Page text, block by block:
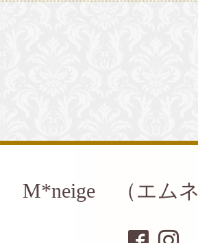
M*neige （エムネ